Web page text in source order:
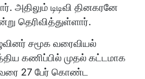
அதிலும் டிடிவி தினகரனே
தெரிவித்துள்ளார்.
சமூக வரைவியல்
கணிப்பில் முதல் கட்டமாக
வரை 27 பேர் கொண்ட